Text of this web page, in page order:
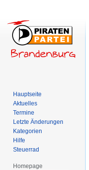
Hauptseite
Aktuelles
Termine
Letzte Änderungen
Kategorien
Hilfe
Steuerrad
Homepage